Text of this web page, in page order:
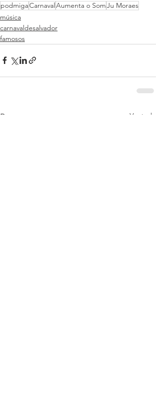
podmigaCarnavalAumenta o SomJu Moraes
música
carnavaldesalvador
famosos
Posts recentes Ver tudo